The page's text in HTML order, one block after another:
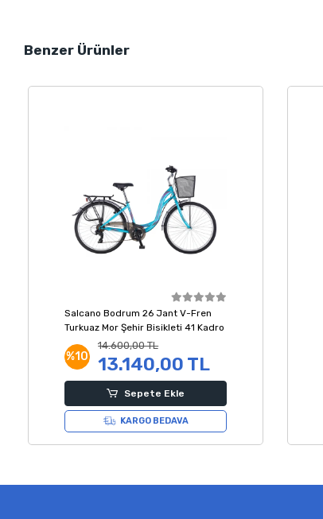
Benzer Ürünler
Salcano Bodrum 26 Jant V-Fren
Turkuaz Mor Şehir Bisikleti 41 Kadro
%10
14.600,00 TL
13.140,00 TL
Sepete Ekle
KARGO BEDAVA